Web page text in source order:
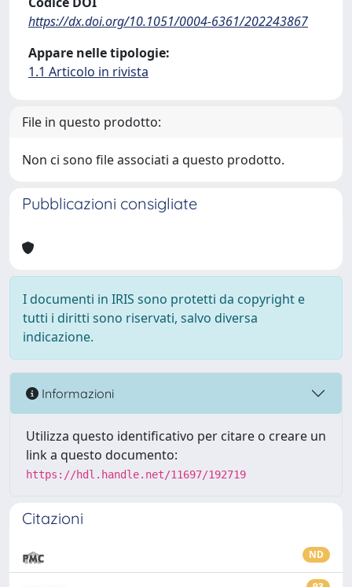
https://dx.doi.org/10.1051/0004-6361/202243867
Appare nelle tipologie:
1.1 Articolo in rivista
File in questo prodotto:
Non ci sono file associati a questo prodotto.
Pubblicazioni consigliate
I documenti in IRIS sono protetti da copyright e
tutti i diritti sono riservati, salvo diversa
indicazione.
Informazioni
Utilizza questo identificativo per citare o creare un
link a questo documento:
https://hdl.handle.net/11697/192719
Citazioni
ND